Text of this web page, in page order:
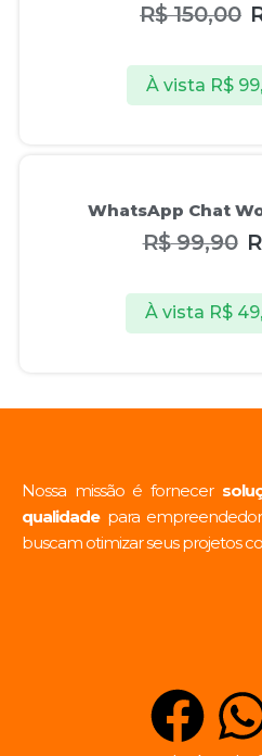
R$150,00
À vista R$
WhatsApp Chat
R$99,90
À vista R$
Nossa missão é fornecer
qualidadepara
buscam otimizar seus projetos